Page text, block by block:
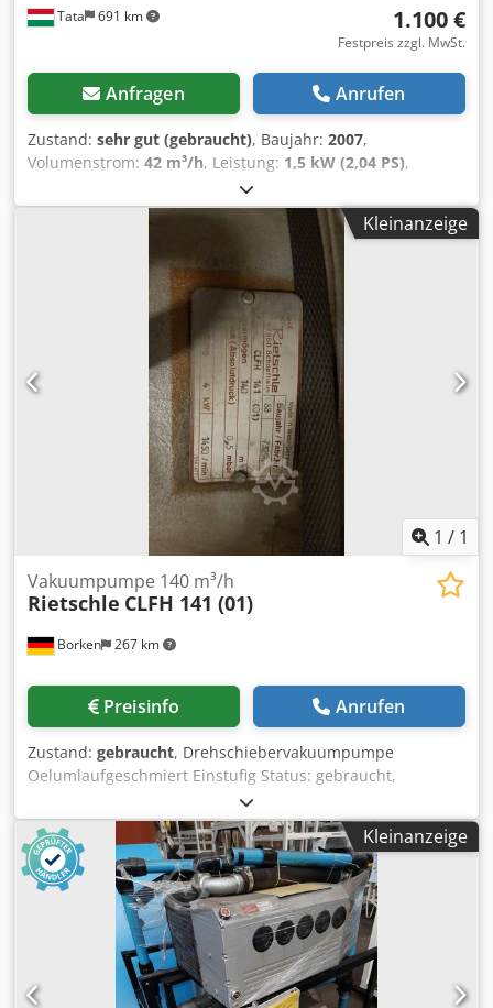
Tata 691 km 1.100 €
Festpreis zzgl. MwSt.
Anfragen Anrufen
Zustand: sehr gut (gebraucht), Baujahr: 2007,
Volumenstrom: 42 m³/h, Leistung: 1,5 kW (2,04 PS),
Rietschle VLT 40 Vakuumpumpe 42m3/h 150mbar Dodpfx
Asrhwprsf Tokr ELMO Rietschle Vakuumpumpe PICO
40m3/h zu verkaufen Baujahr 2007 Netzspannung:
230/400 V 50 Hz 5,2/3 A IP55 Gesamt: 1,5 kW
Geschwindigkeit: 1420 U/min Gewicht: 52 kg Luftlieferung:
Kleinanzeige
1 / 1
Borken 267 km
Vakuumpumpe 140 m³/h
Rietschle CLFH 141 (01)
Preisinfo Anrufen
Zustand: gebraucht, Drehschiebervakuumpumpe
Oelumlaufgeschmiert Einstufig Status: gebraucht,
ueberprueft, funktionsfaehig Djdpfx Aocnpnvsf Tjkr
Hersteller: Rietschle Typ: CLFH 141 (01) Motor: 400V
Betriebsmittel: Mineraloel Nennsaugvermoegen: 140 m³/h
Enddruck: <0,5 mbar (abs.) Inklusive: Bedienungsanleitung
Oelfuellung (Mineraloel) Lieferzeit: ab Werk
Kleinanzeige